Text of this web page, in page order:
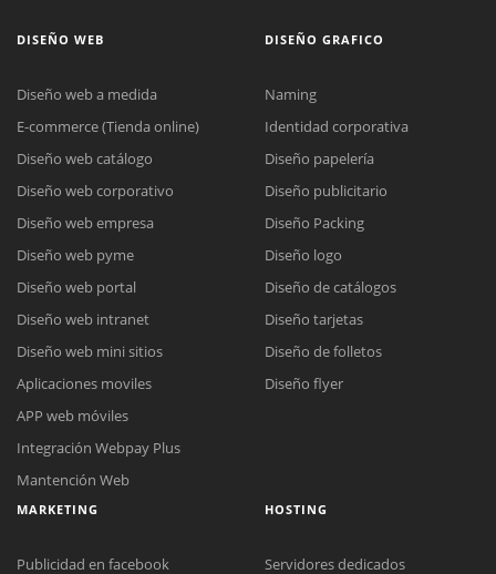
DISEÑO WEB
Diseño web a medida
E-commerce (Tienda online)
Diseño web catálogo
Diseño web corporativo
Diseño web empresa
Diseño web pyme
Diseño web portal
Diseño web intranet
Diseño web mini sitios
Aplicaciones moviles
APP web móviles
Integración Webpay Plus
Mantención Web
DISEÑO GRAFICO
Naming
Identidad corporativa
Diseño papelería
Diseño publicitario
Diseño Packing
Diseño logo
Diseño de catálogos
Diseño tarjetas
Diseño de folletos
Diseño flyer
MARKETING
Publicidad en facebook
HOSTING
Servidores dedicados